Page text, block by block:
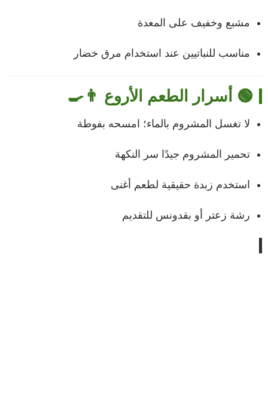
مشبع وخفيف على المعدة
مناسب للنباتيين عند استخدام مرق خضار
🟢 أسرار الطعم الأروع 👨‍🍳
لا تغسل المشروم بالماء؛ امسحه بفوطة
تحمير المشروم جيدًا سر النكهة
استخدم زبدة حقيقية لطعم أغنى
رشة زعتر أو بقدونس للتقديم